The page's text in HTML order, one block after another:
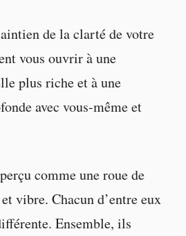
de la clarté de votre
vous ouvrir à une
plus riche et à une
avec vous-même et
comme une roue de
vibre. Chacun d’entre eux
Ensemble, ils